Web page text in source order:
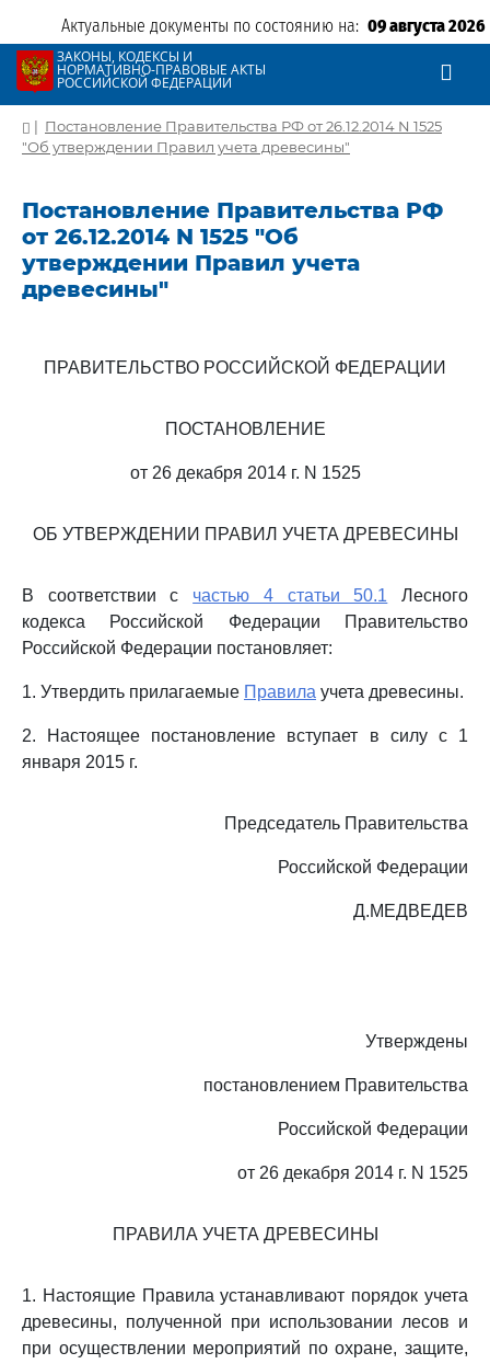
Актуальные документы по состоянию на: 09 августа 2026
ЗАКОНЫ, КОДЕКСЫ И
НОРМАТИВНО-ПРАВОВЫЕ АКТЫ
РОССИЙСКОЙ ФЕДЕРАЦИИ
| Постановление Правительства РФ от 26.12.2014 N 1525
"Об утверждении Правил учета древесины"
Постановление Правительства РФ
от 26.12.2014 N 1525 "Об
утверждении Правил учета
древесины"
ПРАВИТЕЛЬСТВО РОССИЙСКОЙ ФЕДЕРАЦИИ
ПОСТАНОВЛЕНИЕ
от 26 декабря 2014 г. N 1525
ОБ УТВЕРЖДЕНИИ ПРАВИЛ УЧЕТА ДРЕВЕСИНЫ
В соответствии с частью 4 статьи 50.1 Лесного
кодекса Российской Федерации Правительство
Российской Федерации постановляет:
1. Утвердить прилагаемые Правила учета древесины.
2. Настоящее постановление вступает в силу с 1
января 2015 г.
Председатель Правительства
Российской Федерации
Д.МЕДВЕДЕВ
Утверждены
постановлением Правительства
Российской Федерации
от 26 декабря 2014 г. N 1525
ПРАВИЛА УЧЕТА ДРЕВЕСИНЫ
1. Настоящие Правила устанавливают порядок учета
древесины, полученной при использовании лесов и
при осуществлении мероприятий по охране, защите,